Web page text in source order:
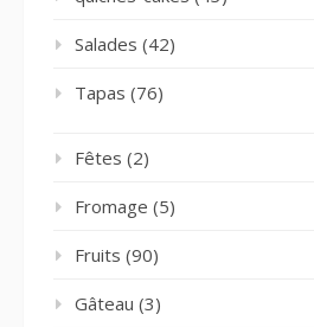
Salades (42)
Tapas (76)
Fêtes (2)
Fromage (5)
Fruits (90)
Gâteau (3)